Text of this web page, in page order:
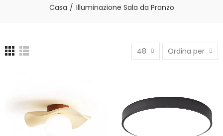
Casa Illuminazione Sala da Pranzo
48 Ordina per